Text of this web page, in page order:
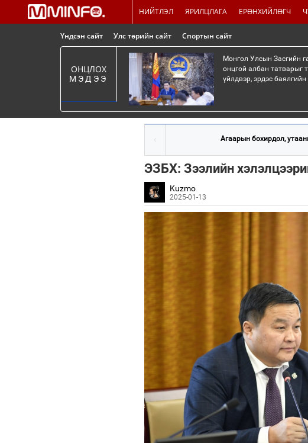
НИЙТЛЭЛ ЯРИЛЦЛАГА ЕРӨНХИЙЛӨГЧ
Үндсэн сайт Улс төрийн сайт Спортын сайт
ОНЦЛОХ
МЭДЭЭ
Монгол Улсын Засгийн
онцгой албан татварыг
үйлдвэр, эрдэс
Агаарын бохирдол,
ЭЗБХ: Зээлийн
Kuzmo
2025-01-13